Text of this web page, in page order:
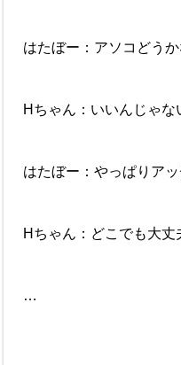
はたぼー：アソコどうか
Hちゃん：いいんじゃな
はたぼー：やっぱりアッ
Hちゃん：どこでも大丈
…